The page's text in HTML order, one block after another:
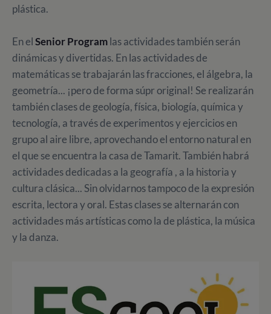
plástica.
En elSenior Programlas actividades también serán
dinámicas y divertidas. En las actividades de
matemáticas se trabajarán las fracciones, el álgebra, la
geometría... ¡pero de forma súpr original! Se realizarán
también clases de geología, física, biología, química y
tecnología, a través de experimentos y ejercicios en
grupo al aire libre, aprovechando el entorno natural en
el que se encuentra la casa de Tamarit. También habrá
actividades dedicadas a la geografía , a la historia y
cultura clásica... Sin olvidarnos tampoco de la expresión
escrita, lectora y oral. Estas clases se alternarán con
actividades más artísticas como la de plástica, la música
y la danza.